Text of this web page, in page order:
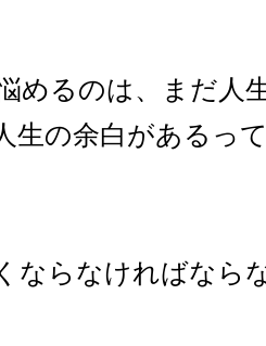
めるのは、まだ人
生の余白があるっ
ならなければなら